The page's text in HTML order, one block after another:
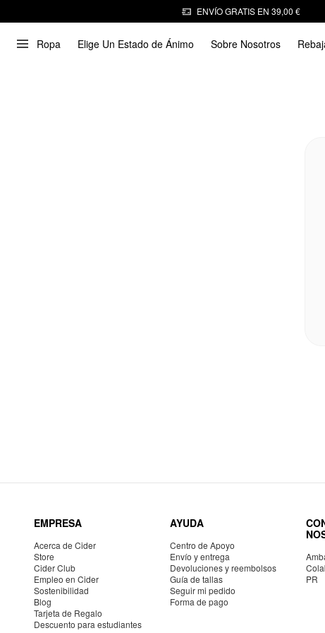
ENVÍO GRATIS EN 39,00 €
Ropa Elige Un Estado de Ánimo Sobre Nosotros
EMPRESA
Acerca de Cider
Store
Cider Club
Empleo en Cider
Sostenibilidad
Blog
Tarjeta de Regalo
Descuento para estudiantes
AYUDA
Centro de Apoyo
Envío y entrega
Devoluciones y reembolsos
Guía de tallas
Seguir mi pedido
Forma de pago
PR